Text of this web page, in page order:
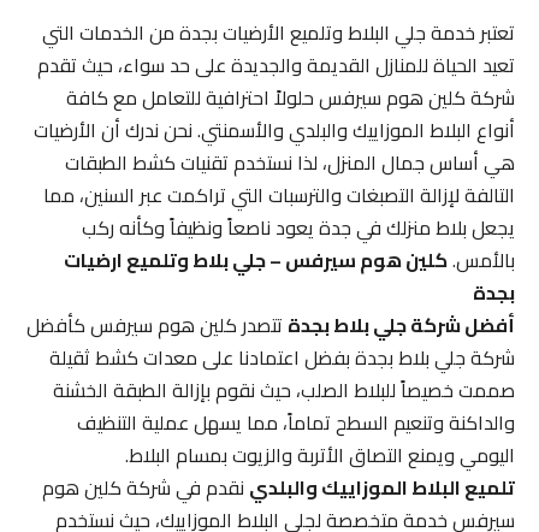
تعتبر خدمة جلي البلاط وتلميع الأرضيات بجدة من الخدمات التي
تعيد الحياة للمنازل القديمة والجديدة على حد سواء، حيث تقدم
شركة كلين هوم سيرفس حلولاً احترافية للتعامل مع كافة
أنواع البلاط الموزاييك والبلدي والأسمنتي. نحن ندرك أن الأرضيات
هي أساس جمال المنزل، لذا نستخدم تقنيات كشط الطبقات
التالفة لإزالة التصبغات والترسبات التي تراكمت عبر السنين، مما
يجعل بلاط منزلك في جدة يعود ناصعاً ونظيفاً وكأنه ركب
بالأمس.كلين هوم سيرفس – جلي بلاط وتلميع ارضيات
بجدة
أفضل شركة جلي بلاط بجدةتتصدر كلين هوم سيرفس كأفضل
شركة جلي بلاط بجدة بفضل اعتمادنا على معدات كشط ثقيلة
صممت خصيصاً للبلاط الصلب، حيث نقوم بإزالة الطبقة الخشنة
والداكنة وتنعيم السطح تماماً، مما يسهل عملية التنظيف
اليومي ويمنع التصاق الأتربة والزيوت بمسام البلاط.
تلميع البلاط الموزاييك والبلدينقدم في شركة كلين هوم
سيرفس خدمة متخصصة لجلي البلاط الموزاييك، حيث نستخدم